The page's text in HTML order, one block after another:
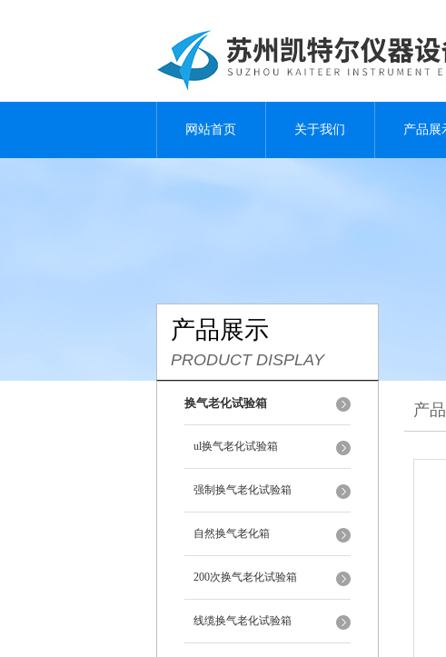
网站首页 关于我们 产品展
产品展示
PRODUCT DISPLAY
换气老化试验箱
ul换气老化试验箱
强制换气老化试验箱
自然换气老化箱
200次换气老化试验箱
线缆换气老化试验箱
产